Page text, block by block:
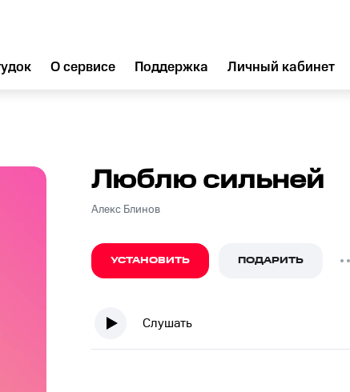
О сервисе Поддержка Личный кабинет
Люблю сильней
Алекс Блинов
УСТАНОВИТЬ ПОДАРИТЬ
Слушать